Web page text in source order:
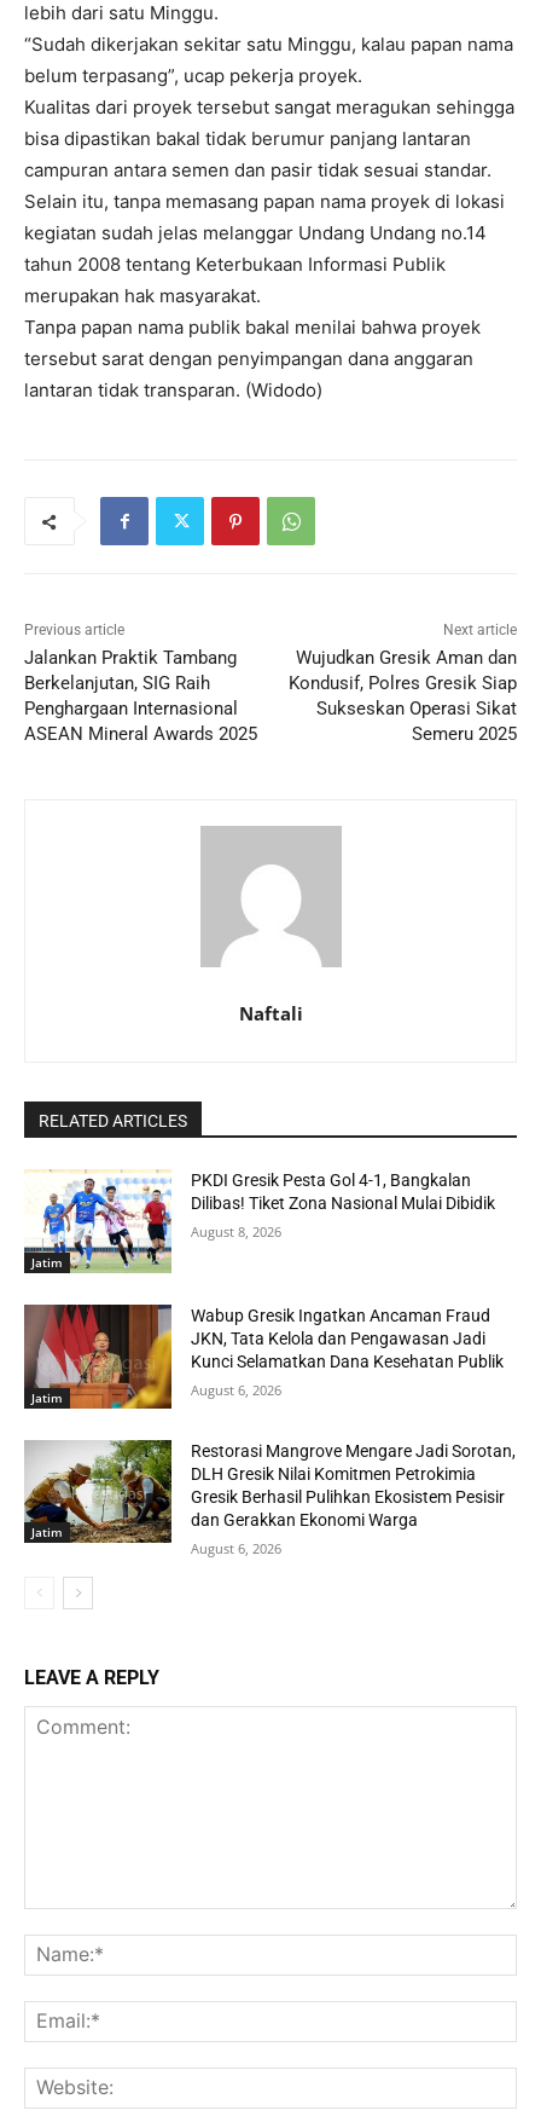
lebih dari satu Minggu.
“Sudah dikerjakan sekitar satu Minggu, kalau papan nama
belum terpasang”, ucap pekerja proyek.
Kualitas dari proyek tersebut sangat meragukan sehingga
bisa dipastikan bakal tidak berumur panjang lantaran
campuran antara semen dan pasir tidak sesuai standar.
Selain itu, tanpa memasang papan nama proyek di lokasi
kegiatan sudah jelas melanggar Undang Undang no.14
tahun 2008 tentang Keterbukaan Informasi Publik
merupakan hak masyarakat.
Tanpa papan nama publik bakal menilai bahwa proyek
tersebut sarat dengan penyimpangan dana anggaran
lantaran tidak transparan. (Widodo)
Previous article
Jalankan Praktik Tambang
Berkelanjutan, SIG Raih
Penghargaan Internasional
ASEAN Mineral Awards 2025
Next article
Wujudkan Gresik Aman dan
Kondusif, Polres Gresik Siap
Sukseskan Operasi Sikat
Semeru 2025
Naftali
RELATED ARTICLES
Jatim
PKDI Gresik Pesta Gol 4-1, Bangkalan
Dilibas! Tiket Zona Nasional Mulai Dibidik
August 8, 2026
Jatim
Wabup Gresik Ingatkan Ancaman Fraud
JKN, Tata Kelola dan Pengawasan Jadi
Kunci Selamatkan Dana Kesehatan Publik
August 6, 2026
Jatim
Restorasi Mangrove Mengare Jadi Sorotan,
DLH Gresik Nilai Komitmen Petrokimia
Gresik Berhasil Pulihkan Ekosistem Pesisir
dan Gerakkan Ekonomi Warga
August 6, 2026
LEAVE A REPLY